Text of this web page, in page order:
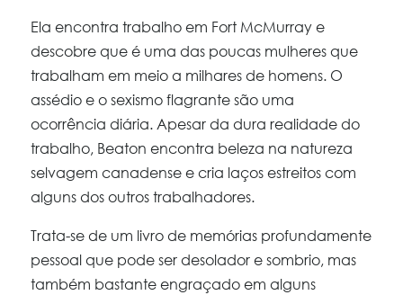
Ela encontra trabalho em Fort McMurray e
descobre que é uma das poucas mulheres que
trabalham em meio a milhares de homens. O
assédio e o sexismo flagrante são uma
ocorrência diária. Apesar da dura realidade do
trabalho, Beaton encontra beleza na natureza
selvagem canadense e cria laços estreitos com
alguns dos outros trabalhadores.
Trata-se de um livro de memórias profundamente
pessoal que pode ser desolador e sombrio, mas
também bastante engraçado em alguns